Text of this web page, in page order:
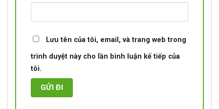
Lưu tên của tôi, email, và trang web trong
trình duyệt này cho lần bình luận kế tiếp của
tôi.